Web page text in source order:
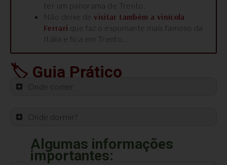
ter um panorama de Trento.
Não deixe devisitar também a vinícola
Ferrari que faz o espumante mais famoso da
Itália e fica em Trento…
🏷 Guia Prático
Onde comer
Onde dormir?
Hotel Miramonti,
Algumas informações
importantes: